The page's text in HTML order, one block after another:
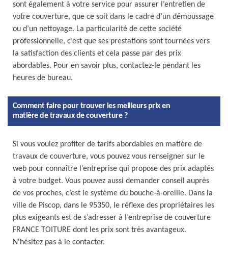
sont également à votre service pour assurer l’entretien de
votre couverture, que ce soit dans le cadre d’un démoussage
ou d’un nettoyage. La particularité de cette société
professionnelle, c’est que ses prestations sont tournées vers
la satisfaction des clients et cela passe par des prix
abordables. Pour en savoir plus, contactez-le pendant les
heures de bureau.
Comment faire pour trouver les meilleurs prix en
matière de travaux de couverture ?
Si vous voulez profiter de tarifs abordables en matière de
travaux de couverture, vous pouvez vous renseigner sur le
web pour connaître l’entreprise qui propose des prix adaptés
à votre budget. Vous pouvez aussi demander conseil auprès
de vos proches, c’est le système du bouche-à-oreille. Dans la
ville de Piscop, dans le 95350, le réflexe des propriétaires les
plus exigeants est de s’adresser à l’entreprise de couverture
FRANCE TOITURE dont les prix sont très avantageux.
N'hésitez pas à le contacter.